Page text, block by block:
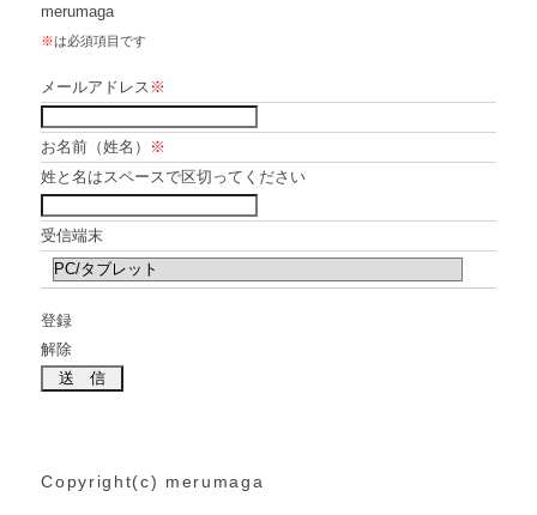
merumaga
※は必須項目です
メールアドレス ※
お名前（姓名）
※
姓と名はスペースで区切ってください
受信端末
登録
解除
Copyright(c) merumaga